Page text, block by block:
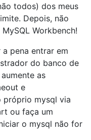
todos) dos meus
Depois, não
Workbench!
pena entrar em
do banco de
as
e
próprio mysql via
ou faça um
o mysql não for